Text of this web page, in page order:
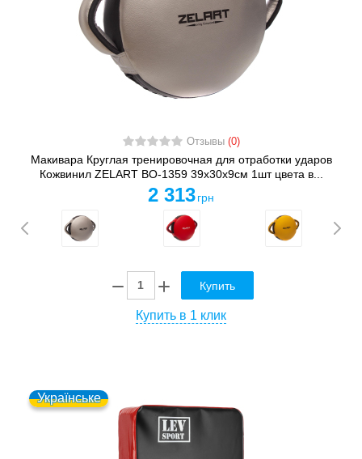
Отзывы (0)
Макивара Круглая тренировочная для отработки ударов
Кожвинил ZELART BO-1359 39x30x9см 1шт цвета в...
2 313 грн
Купить
Купить в 1 клик
Українське